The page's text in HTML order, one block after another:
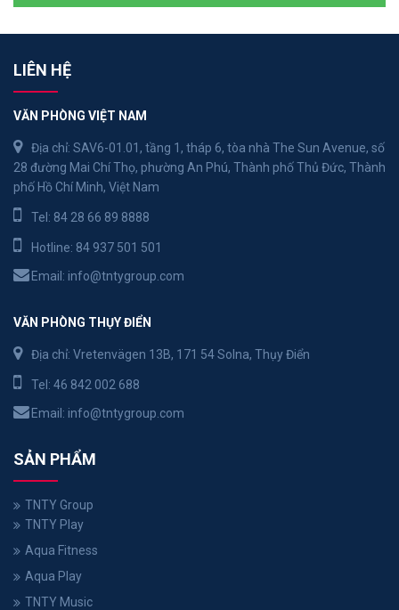
LIÊN HỆ
VĂN PHÒNG VIỆT NAM
Địa chỉ: SAV6-01.01, tầng 1, tháp 6, tòa nhà The Sun Avenue, số
28 đường Mai Chí Thọ, phường An Phú, Thành phố Thủ Đức, Thành
phố Hồ Chí Minh, Việt Nam
Tel: 84 28 66 89 8888
Hotline: 84 937 501 501
Email: info@tntygroup.com
VĂN PHÒNG THỤY ĐIỂN
Địa chỉ: Vretenvägen 13B, 171 54 Solna, Thụy Điển
Tel: 46 842 002 688
Email: info@tntygroup.com
SẢN PHẨM
TNTY Group
TNTY Play
Aqua Fitness
Aqua Play
TNTY Music